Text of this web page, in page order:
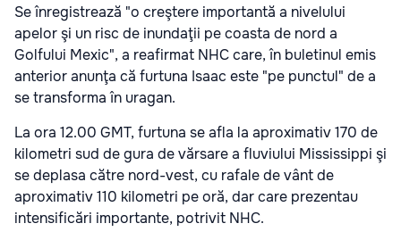
Se înregistrează "o creştere importantă a nivelului
apelor şi un risc de inundaţii pe coasta de nord a
Golfului Mexic", a reafirmat NHC care, în buletinul emis
anterior anunţa că furtuna Isaac este "pe punctul" de a
se transforma în uragan.
La ora 12.00 GMT, furtuna se afla la aproximativ 170 de
kilometri sud de gura de vărsare a fluviului Mississippi şi
se deplasa către nord-vest, cu rafale de vânt de
aproximativ 110 kilometri pe oră, dar care prezentau
intensificări importante, potrivit NHC.